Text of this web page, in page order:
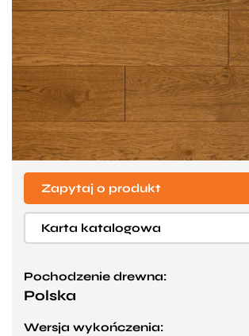
Zapytaj o produkt
Karta katalogowa
Pochodzenie drewna:
Polska
Wersja wykończenia: